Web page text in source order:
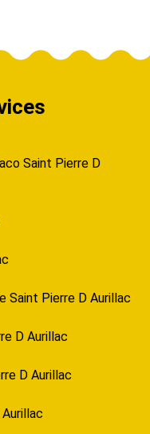
Saint Pierre D
Saint Pierre D Aurillac
D Aurillac
D Aurillac